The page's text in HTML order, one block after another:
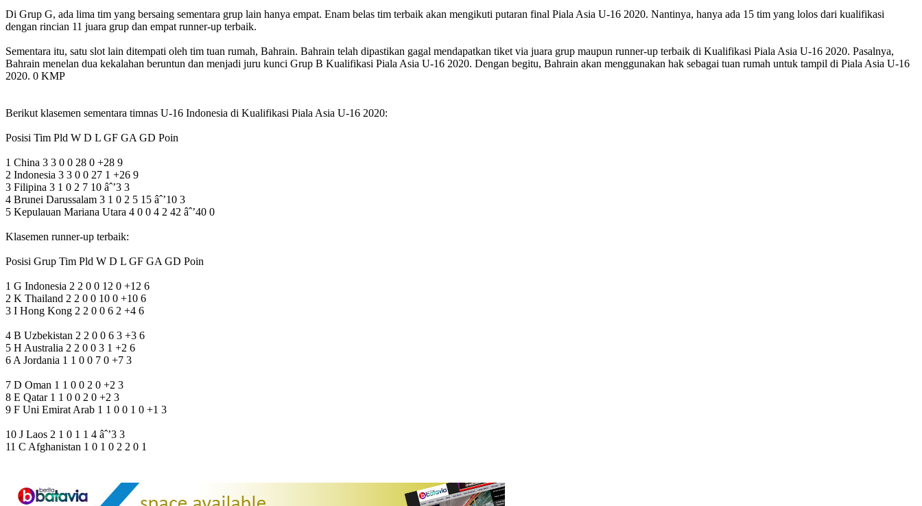
Di Grup G, ada lima tim yang bersaing sementara grup lain hanya empat. Enam belas tim terbaik akan mengikuti putaran final Piala Asia U-16 2020. Nantinya, hanya ada 15 tim yang lolos dari kualifikasi
dengan rincian 11 juara grup dan empat runner-up terbaik.
Sementara itu, satu slot lain ditempati oleh tim tuan rumah, Bahrain. Bahrain telah dipastikan gagal mendapatkan tiket via juara grup maupun runner-up terbaik di Kualifikasi Piala Asia U-16 2020. Pasalnya,
Bahrain menelan dua kekalahan beruntun dan menjadi juru kunci Grup B Kualifikasi Piala Asia U-16 2020. Dengan begitu, Bahrain akan menggunakan hak sebagai tuan rumah untuk tampil di Piala Asia U-16
2020. 0 KMP
Berikut klasemen sementara timnas U-16 Indonesia di Kualifikasi Piala Asia U-16 2020:
Posisi Tim Pld W D L GF GA GD Poin
1 China 3 3 0 0 28 0 +28 9
2 Indonesia 3 3 0 0 27 1 +26 9
3 Filipina 3 1 0 2 7 10 âˆ’3 3
4 Brunei Darussalam 3 1 0 2 5 15 âˆ’10 3
5 Kepulauan Mariana Utara 4 0 0 4 2 42 âˆ’40 0
Klasemen runner-up terbaik:
Posisi Grup Tim Pld W D L GF GA GD Poin
1 G Indonesia 2 2 0 0 12 0 +12 6
2 K Thailand 2 2 0 0 10 0 +10 6
3 I Hong Kong 2 2 0 0 6 2 +4 6
4 B Uzbekistan 2 2 0 0 6 3 +3 6
5 H Australia 2 2 0 0 3 1 +2 6
6 A Jordania 1 1 0 0 7 0 +7 3
7 D Oman 1 1 0 0 2 0 +2 3
8 E Qatar 1 1 0 0 2 0 +2 3
9 F Uni Emirat Arab 1 1 0 0 1 0 +1 3
10 J Laos 2 1 0 1 1 4 âˆ’3 3
11 C Afghanistan 1 0 1 0 2 2 0 1